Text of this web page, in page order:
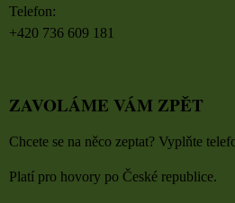
Telefon:
+420 736 609 181
ZAVOLÁME VÁM ZPĚT
Chcete se na něco zeptat? Vyplňte
Platí pro hovory po České republice.